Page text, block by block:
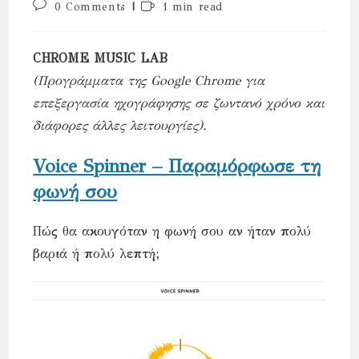
Post0 Comments
Reading1 min read
CHROME MUSIC LAB
(Προγράμματα της Google Chrome για
επεξεργασία ηχογράφησης σε ζωντανό χρόνο και
διάφορες άλλες λειτουργίες).
Voice Spinner – Παραμόρφωσε τη
φωνή σου
Πώς θα ακουγόταν η φωνή σου αν ήταν πολύ
βαριά ή πολύ λεπτή;